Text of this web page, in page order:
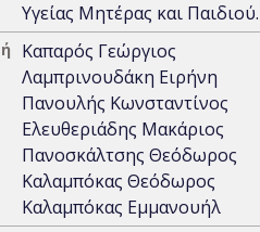
Υγείας Μητέρας και
Καπαρός Γεώργιος
Λαμπρινουδάκη Ειρήνη
Πανουλής Κωνσταντίνος
Ελευθεριάδης Μακάριος
Πανοσκάλτσης Θεόδωρος
Καλαμπόκας Θεόδωρος
Καλαμπόκας Εμμανουήλ